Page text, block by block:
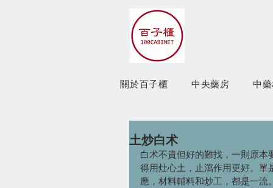
關於百子櫃 中央藥房 中
土炒白术
白术不貴但好的難找，一則原
得用灶心土，止瀉作用更好。單
應，材料輔料和炒工，都是一流